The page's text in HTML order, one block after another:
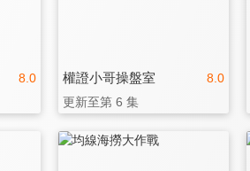
8.0 8.0
權證小哥操盤室
更新至第 6 集